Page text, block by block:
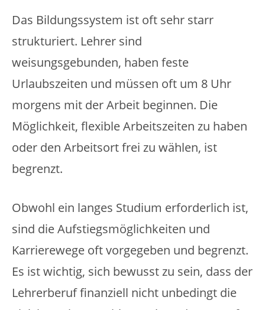
Das Bildungssystem ist oft sehr starr
strukturiert. Lehrer sind
weisungsgebunden, haben feste
Urlaubszeiten und müssen oft um 8 Uhr
morgens mit der Arbeit beginnen. Die
Möglichkeit, flexible Arbeitszeiten zu haben
oder den Arbeitsort frei zu wählen, ist
begrenzt.
Obwohl ein langes Studium erforderlich ist,
sind die Aufstiegsmöglichkeiten und
Karrierewege oft vorgegeben und begrenzt.
Es ist wichtig, sich bewusst zu sein, dass der
Lehrerberuf finanziell nicht unbedingt die